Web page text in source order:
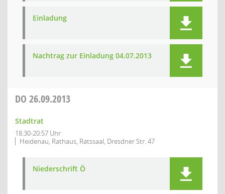
Einladung
Nachtrag zur Einladung 04.07.2013
DO 26.09.2013
Stadtrat
18:30-20:57 Uhr
Heidenau, Rathaus, Ratssaal, Dresdner Str. 47
Niederschrift Ö